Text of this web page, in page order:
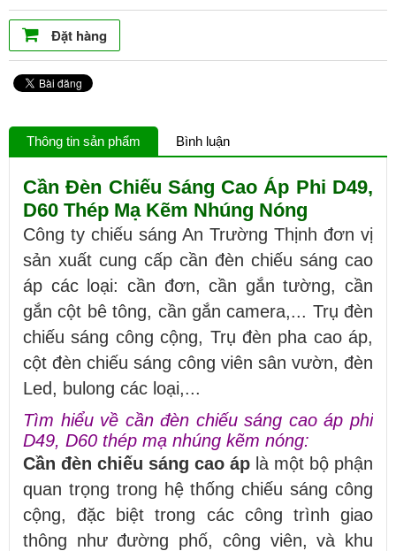
Đặt hàng
Thông tin sản phẩm Bình luận
Cần Đèn Chiếu Sáng Cao Áp Phi D49,
D60 Thép Mạ Kẽm Nhúng Nóng
Công ty chiếu sáng An Trường Thịnh đơn vị
sản xuất cung cấp cần đèn chiếu sáng cao
áp các loại: cần đơn, cần gắn tường, cần
gắn cột bê tông, cần gắn camera,... Trụ đèn
chiếu sáng công cộng, Trụ đèn pha cao áp,
cột đèn chiếu sáng công viên sân vườn, đèn
Led, bulong các loại,...
Tìm hiểu về cần đèn chiếu sáng cao áp phi
D49, D60 thép mạ nhúng kẽm nóng:
Cần đèn chiếu sáng cao áp là một bộ phận
quan trọng trong hệ thống chiếu sáng công
cộng, đặc biệt trong các công trình giao
thông như đường phố, công viên, và khu